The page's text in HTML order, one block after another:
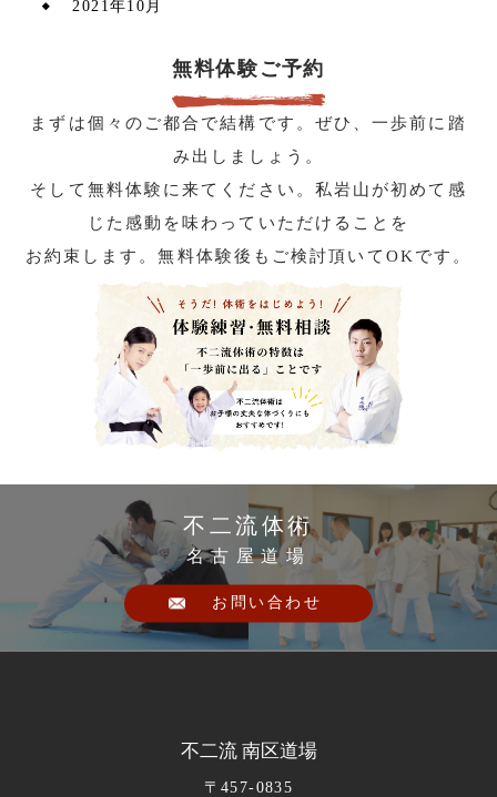
2021年10月
無料体験ご予約
まずは個々のご都合で結構です。ぜひ、一歩前に踏
み出しましょう。
そして無料体験に来てください。私岩山が初めて感
じた感動を味わっていただけることを
お約束します。無料体験後もご検討頂いてOKです。
不二流体術
名古屋道場
お問い合わせ
不二流 南区道場
〒457-0835